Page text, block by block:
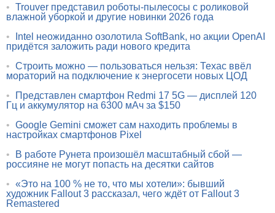
• Trouver представил роботы-пылесосы с роликовой
влажной уборкой и другие новинки 2026 года
•
Intel неожиданно озолотила SoftBank, но акции OpenAI
придётся заложить ради нового кредита
• Строить можно — пользоваться нельзя: Техас ввёл
мораторий на подключение к энергосети новых ЦОД
•
Представлен смартфон Redmi 17 5G — дисплей 120
Гц и аккумулятор на 6300 мАч за $150
• Google Gemini сможет сам находить проблемы в
настройках смартфонов Pixel
•
В работе Рунета произошёл масштабный сбой —
россияне не могут попасть на десятки сайтов
• «Это на 100 % не то, что мы хотели»: бывший
художник Fallout 3 рассказал, чего ждёт от Fallout 3
Remastered